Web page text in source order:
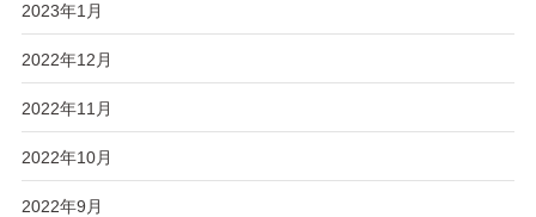
2023年1月
2022年12月
2022年11月
2022年10月
2022年9月